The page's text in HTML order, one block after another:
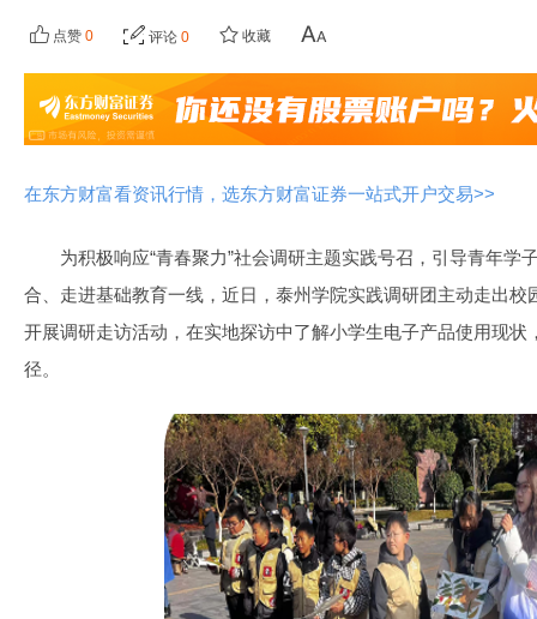
点赞 0 评论 0 收藏
在东方财富看资讯行情，选东方财富证券一站式开户交易>>
为积极响应“青春聚力”社会调研主题实践号召，引导青年学
合、走进基础教育一线，近日，泰州学院实践调研团主动走出校
开展调研走访活动，在实地探访中了解小学生电子产品使用现状
径。